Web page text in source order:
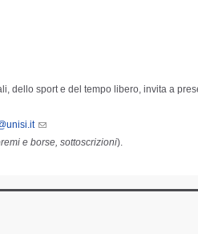
dello sport e del tempo libero, invita a
e borse, sottoscrizioni).